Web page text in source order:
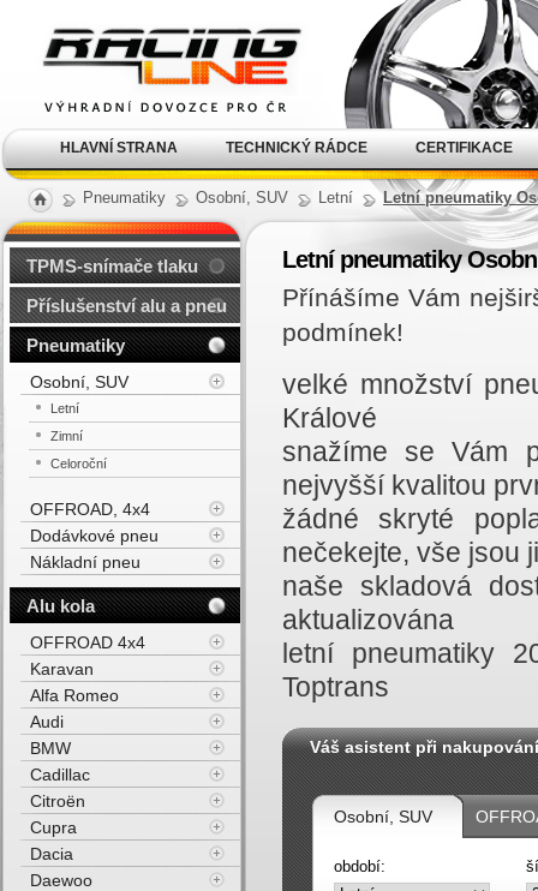
Pneumatiky Osobní, SUV Letní Letní pneumatiky
Letní pneumatiky
Přínášíme Vám
podmínek!
velké množství
Králové
snažíme se Vám
nejvyšší kvalitou
žádné skryté
nečekejte, vše jsou
naše skladová
aktualizována
letní pneumatiky
Toptrans
Váš asistent při nakupování
Osobní, SUV
období:
TPMS-snímače tlaku
Příslušenství alu a pneu
Pneumatiky
Osobní, SUV
Letní
Zimní
Celoroční
OFFROAD, 4x4
Dodávkové pneu
Nákladní pneu
Alu kola
OFFROAD 4x4
Karavan
Alfa Romeo
Audi
BMW
Cadillac
Citroën
Cupra
Dacia
Daewoo
kola Racing Line
HLAVNÍ STRANA TECHNICKÝ RÁDCE CERTIFIKACE